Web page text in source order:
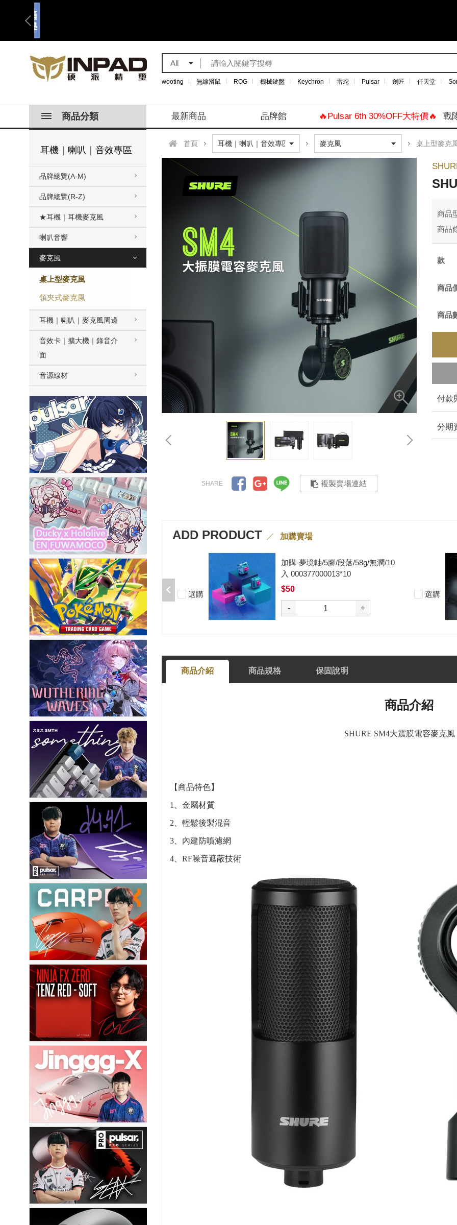
All
wooting 無線滑鼠 ROG 機械鍵盤 Keychron 雷蛇 Pulsar 劍匠 任天堂
商品分類 最新商品 品牌館 🔥Pulsar 6th 30%OFF大特價🔥 戰
耳機｜喇叭｜音效專區
品牌總覽(A-M)
品牌總覽(R-Z)
★耳機｜耳機麥克風
喇叭音響
麥克風
桌上型麥克風
領夾式麥克風
耳機｜喇叭｜麥克風周邊
音效卡｜擴大機｜錄音介
面
音源線材
首頁 桌上型麥克
複製賣場連結
商品
商品
商品
商品
付款
分期
ADD PRODUCT 加購賣場
加購-剪刀石頭布猜拳鍵帽一盒四
入000385000289
$199
- +
選購
加購-夢境軸/5腳/段落/58g/無潤/10
入 000377000013*10
$50
- +
選購
商品介紹 商品規格 保固說明
商品介紹
SHURE SM4大震膜電容麥克
【商品特色】
1、金屬材質
2、輕鬆後製混音
3、內建防噴濾網
4、RF噪音遮蔽技術